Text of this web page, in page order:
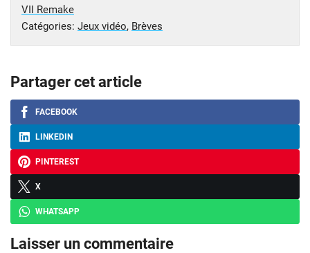
VII Remake
Catégories: Jeux vidéo, Brèves
Partager cet article
FACEBOOK
LINKEDIN
PINTEREST
X
WHATSAPP
Laisser un commentaire